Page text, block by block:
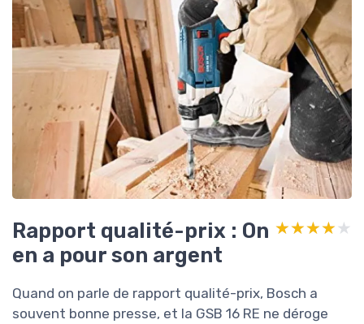
Rapport qualité-prix : On
en a pour son argent
★★★★★
★★★★★
Quand on parle de rapport qualité-prix, Bosch a
souvent bonne presse, et la GSB 16 RE ne déroge